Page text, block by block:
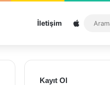
İletişim Sitemap
Kayıt Ol